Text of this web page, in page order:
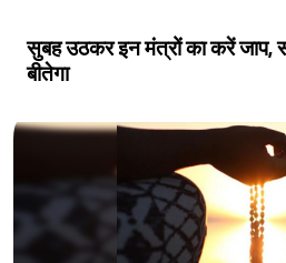
सुबह उठकर इन मंत्रों का करें जाप,
बीतेगा